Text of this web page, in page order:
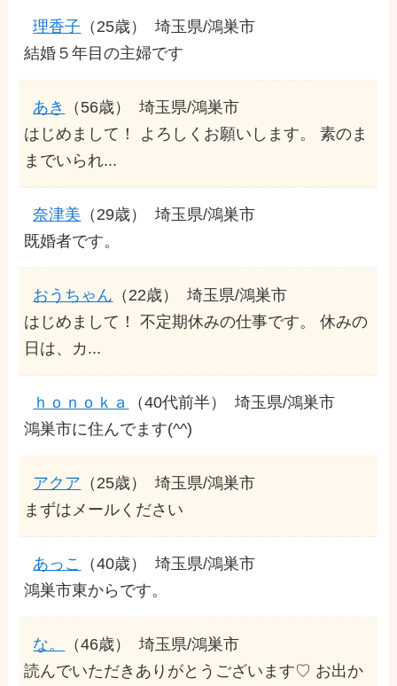
理香子 （25歳）
埼玉県/鴻巣市
結婚５年目の主婦です
あき （56歳）
埼玉県/鴻巣市
はじめまして！ よろしくお願いします。 素のま
までいられ...
奈津美 （29歳）
埼玉県/鴻巣市
既婚者です。
おうちゃん （22歳）
埼玉県/鴻巣市
はじめまして！ 不定期休みの仕事です。 休みの
日は、カ...
ｈｏｎｏｋａ （40代前半）
埼玉県/鴻巣市
鴻巣市に住んでます(^^)
アクア （25歳）
埼玉県/鴻巣市
まずはメールください
あっこ （40歳）
埼玉県/鴻巣市
鴻巣市東からです。
な。 （46歳）
埼玉県/鴻巣市
読んでいただきありがとうございます♡ お出か